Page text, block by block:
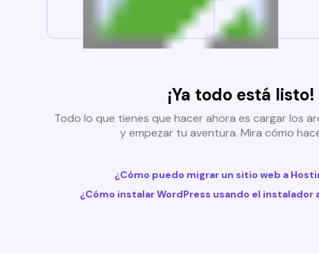
¡Ya todo está listo!
Todo lo que tienes que hacer ahora es cargar los
y empezar tu aventura. Mira cómo
¿Cómo puedo migrar un sitio web a
¿Cómo instalar WordPress usando el instalador